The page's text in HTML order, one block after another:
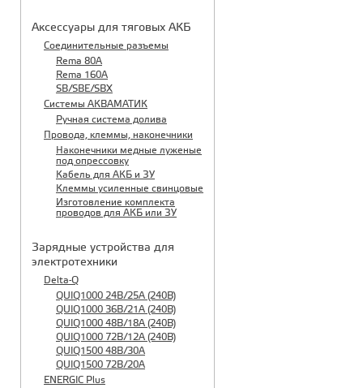
Аксессуары для тяговых АКБ
Соединительные разъемы
Rema 80A
Rema 160A
SB/SBE/SBX
Системы АКВАМАТИК
Ручная система долива
Провода, клеммы, наконечники
Наконечники медные луженые
под опрессовку
Кабель для АКБ и ЗУ
Клеммы усиленные свинцовые
Изготовление комплекта
проводов для АКБ или ЗУ
Зарядные устройства для
электротехники
Delta-Q
QUIQ1000 24B/25A (240B)
QUIQ1000 36B/21A (240B)
QUIQ1000 48B/18A (240B)
QUIQ1000 72B/12A (240B)
QUIQ1500 48B/30A
QUIQ1500 72B/20A
ENERGIC Plus